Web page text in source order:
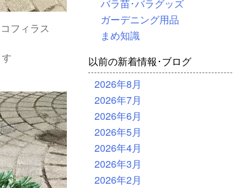
フィラス
バラ苗･バラグッズ
ガーデニング用品
まめ知識
以前の新着情報･ブログ
2026年8月
2026年7月
2026年6月
2026年5月
2026年4月
2026年3月
2026年2月